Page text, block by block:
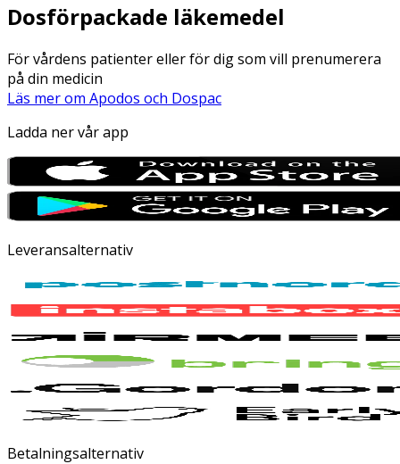
Dosförpackade läkemedel
För vårdens patienter eller för dig som vill prenumerera
på din medicin
Läs mer om Apodos och Dospac
Ladda ner vår app
Leveransalternativ
Betalningsalternativ